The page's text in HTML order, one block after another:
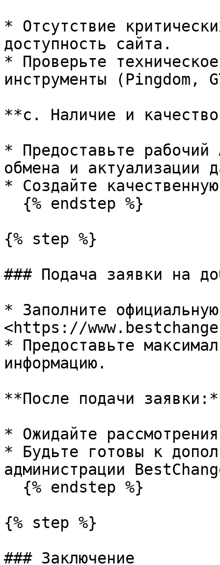
* Отсутствие
доступность сайта.
* Проверьте
инструменты (Pingdom,
**c. Наличие и
* Предоставьте рабочий
обмена и актуализации
* Создайте
{% step %}
### Подача заявки на
* Заполните
<https://
* Предоставьте
информацию.
**После подачи
* Ожидайте
* Будьте готовы к
администрации
{% step %}
### Заключение